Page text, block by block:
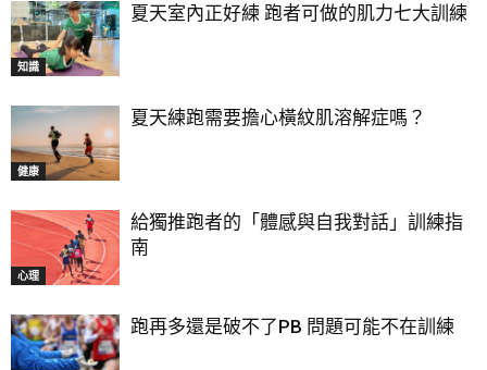
知識
夏天室內正好練 跑者可做的肌力七大訓練
健康
夏天練跑需要擔心橫紋肌溶解症嗎？
心理
給獨推跑者的「體感與自我對話」訓練指
南
跑再多還是破不了PB 問題可能不在訓練